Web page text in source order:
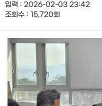
입력 : 2026-02-03 23:42
조회수 : 15,720회